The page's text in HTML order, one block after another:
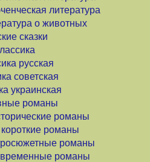
литература
о животных
сказки
русская
советская
украинская
романы
романы
романы
романы
романы